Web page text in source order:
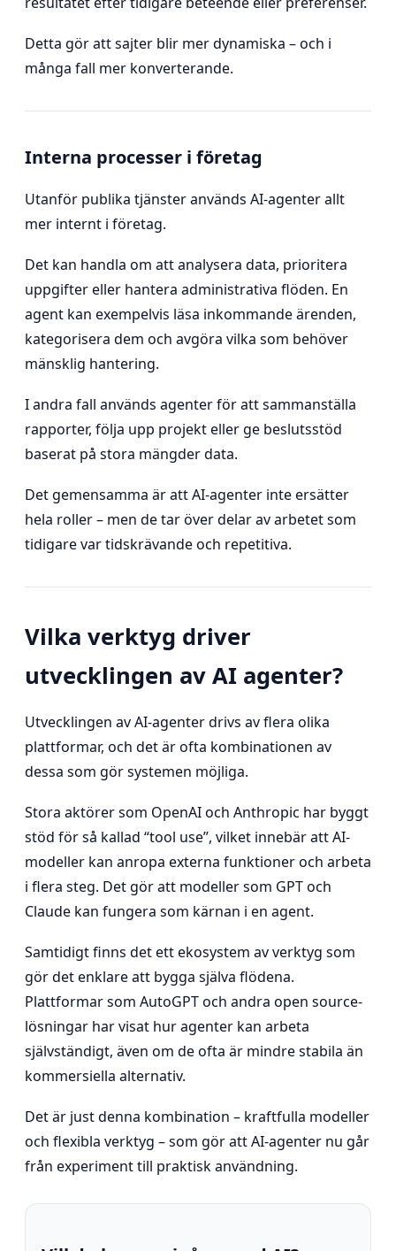
Detta gör att sajter blir mer dynamiska – och i
många fall mer konverterande.
Interna processer i företag
Utanför publika tjänster används AI-agenter allt
mer internt i företag.
Det kan handla om att analysera data, prioritera
uppgifter eller hantera administrativa flöden. En
agent kan exempelvis läsa inkommande ärenden,
kategorisera dem och avgöra vilka som behöver
mänsklig hantering.
I andra fall används agenter för att sammanställa
rapporter, följa upp projekt eller ge beslutsstöd
baserat på stora mängder data.
Det gemensamma är att AI-agenter inte ersätter
hela roller – men de tar över delar av arbetet som
tidigare var tidskrävande och repetitiva.
Vilka verktyg driver
utvecklingen av AI agenter?
Utvecklingen av AI-agenter drivs av flera olika
plattformar, och det är ofta kombinationen av
dessa som gör systemen möjliga.
Stora aktörer som OpenAI och Anthropic har byggt
stöd för så kallad “tool use”, vilket innebär att AI-
modeller kan anropa externa funktioner och arbeta
i flera steg. Det gör att modeller som GPT och
Claude kan fungera som kärnan i en agent.
Samtidigt finns det ett ekosystem av verktyg som
gör det enklare att bygga själva flödena.
Plattformar som AutoGPT och andra open source-
lösningar har visat hur agenter kan arbeta
självständigt, även om de ofta är mindre stabila än
kommersiella alternativ.
Det är just denna kombination – kraftfulla modeller
och flexibla verktyg – som gör att AI-agenter nu går
från experiment till praktisk användning.